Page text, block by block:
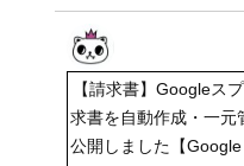
【請求書】Googleス
求書を自動作成・一元
公開しました【Google